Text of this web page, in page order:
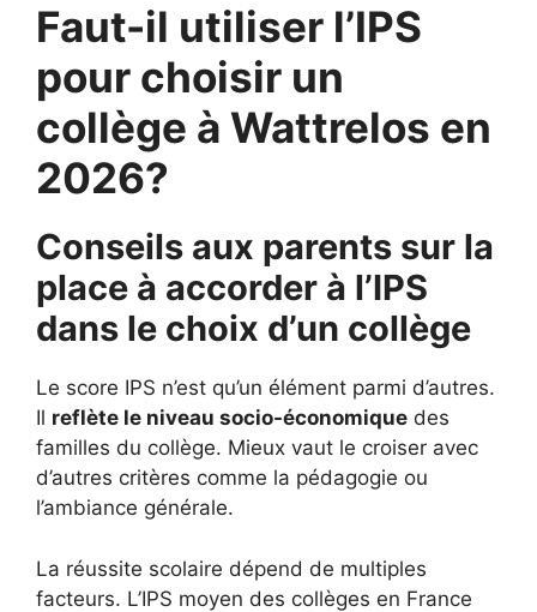
Faut-il utiliser l’IPS
pour choisir un
collège à Wattrelos en
2026?
Conseils aux parents sur la
place à accorder à l’IPS
dans le choix d’un collège
Le score IPS n’est qu’un élément parmi d’autres.
Il reflète le niveau socio-économique des
familles du collège. Mieux vaut le croiser avec
d’autres critères comme la pédagogie ou
l’ambiance générale.
La réussite scolaire dépend de multiples
facteurs. L’IPS moyen des collèges en France